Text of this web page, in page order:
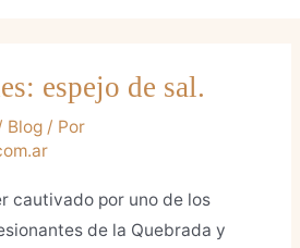
espejo de sal.
Blog/ Por
cautivado por uno de los
de la Quebrada y